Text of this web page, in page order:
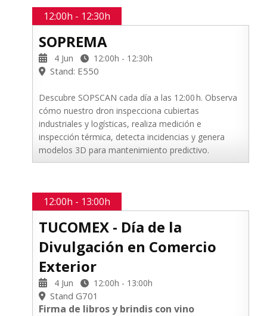
12:00h - 12:30h
SOPREMA
4 Jun 12:00h - 12:30h
Stand: E550
Descubre SOPSCAN cada día a las 12:00 h. Observa
cómo nuestro dron inspecciona cubiertas
industriales y logísticas, realiza medición e
inspección térmica, detecta incidencias y genera
modelos 3D para mantenimiento predictivo.
12:00h - 13:00h
TUCOMEX - Día de la
Divulgación en Comercio
Exterior
4 Jun 12:00h - 13:00h
Stand G701
Firma de libros y brindis con vino